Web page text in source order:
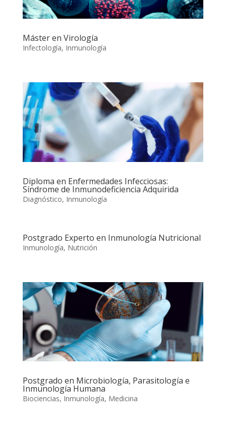
Máster en Virología
Infectología, Inmunología
Diploma en Enfermedades Infecciosas:
Síndrome de Inmunodeficiencia Adquirida
Diagnóstico, Inmunología
Postgrado Experto en Inmunología Nutricional
Inmunología, Nutrición
Postgrado en Microbiología, Parasitología e
Inmunología Humana
Biociencias, Inmunología, Medicina